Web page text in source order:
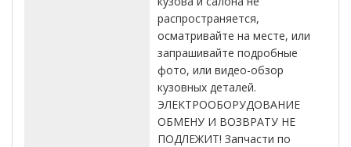
распространяется,
осматривайте на месте, или
запрашивайте подробные
фото, или видео-обзор
кузовных деталей.
ЭЛЕКТРООБОРУДОВАНИЕ
ОБМЕНУ И ВОЗВРАТУ НЕ
ПОДЛЕЖИТ! Запчасти по